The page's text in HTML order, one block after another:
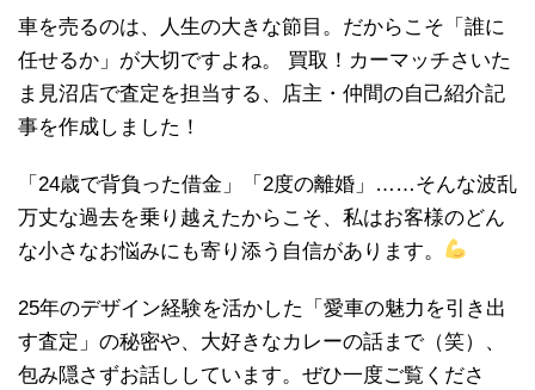
車を売るのは、人生の大きな節目。だからこそ「誰に
任せるか」が大切ですよね。 買取！カーマッチさいた
ま見沼店で査定を担当する、店主・仲間の自己紹介記
事を作成しました！
「24歳で背負った借金」「2度の離婚」……そんな波乱
万丈な過去を乗り越えたからこそ、私はお客様のどん
な小さなお悩みにも寄り添う自信があります。
25年のデザイン経験を活かした「愛車の魅力を引き出
す査定」の秘密や、大好きなカレーの話まで（笑）、
包み隠さずお話ししています。ぜひ一度ご覧くださ